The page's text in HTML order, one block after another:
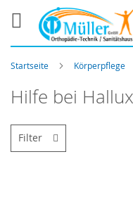
Startseite Körperpflege
Hilfe bei
Filter